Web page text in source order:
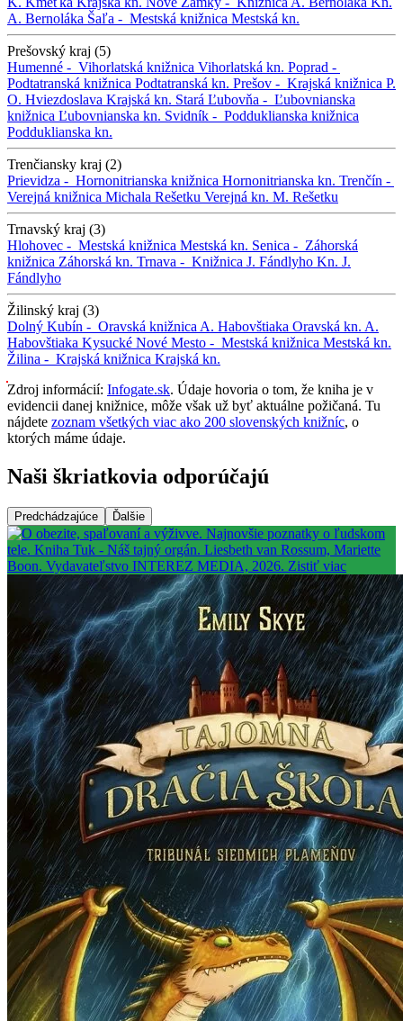
A. Bernoláka Šaľa - Mestská knižnica Mestská kn.
Prešovský kraj (5)
Humenné - Vihorlatská knižnica Vihorlatská kn. Poprad -
Podtatranská knižnica Podtatranská kn. Prešov - Krajská knižnica P.
O. Hviezdoslava Krajská kn. Stará Ľubovňa - Ľubovnianska
knižnica Ľubovnianska kn. Svidník - Podduklianska knižnica
Podduklianska kn.
Trenčiansky kraj (2)
Prievidza - Hornonitrianska knižnica Hornonitrianska kn. Trenčín -
Verejná knižnica Michala Rešetku Verejná kn. M. Rešetku
Trnavský kraj (3)
Hlohovec - Mestská knižnica Mestská kn. Senica - Záhorská
knižnica Záhorská kn. Trnava - Knižnica J. Fándlyho Kn. J.
Fándlyho
Žilinský kraj (3)
Dolný Kubín - Oravská knižnica A. Habovštiaka Oravská kn. A.
Habovštiaka Kysucké Nové Mesto - Mestská knižnica Mestská kn.
Žilina - Krajská knižnica Krajská kn.
Zdroj informácií: Infogate.sk. Údaje hovoria o tom, že kniha je v
evidencii danej knižnice, môže však už byť aktuálne požičaná. Tu
nájdete zoznam všetkých viac ako 200 slovenských knižníc, o
ktorých máme údaje.
Naši škriatkovia odporúčajú
Predchádzajúce Ďalšie